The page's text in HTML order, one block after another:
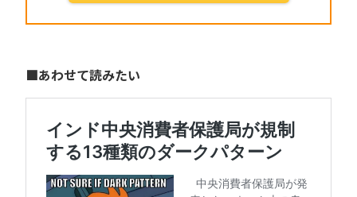
■あわせて読みたい